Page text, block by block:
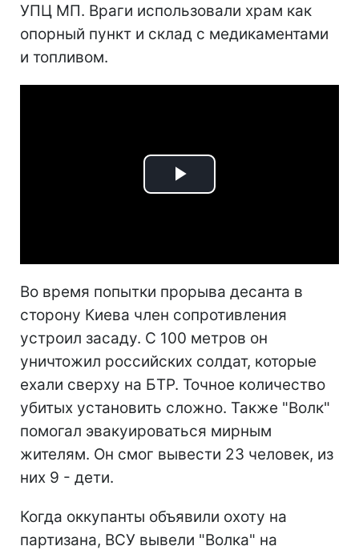
УПЦ МП. Враги использовали храм как
опорный пункт и склад с медикаментами
и топливом.
Play
Во время попытки прорыва десанта в
сторону Киева член сопротивления
устроил засаду. С 100 метров он
уничтожил российских солдат, которые
ехали сверху на БТР. Точное количество
убитых установить сложно. Также "Волк"
помогал эвакуироваться мирным
жителям. Он смог вывести 23 человек, из
них 9 - дети.
Когда оккупанты объявили охоту на
партизана, ВСУ вывели "Волка" на